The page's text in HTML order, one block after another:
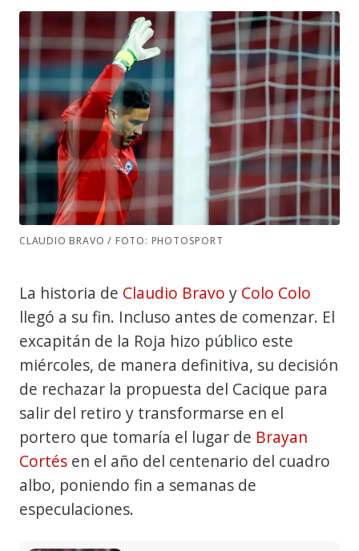
CLAUDIO BRAVO / FOTO: PHOTOSPORT
La historia de Claudio Bravo y Colo Colo
llegó a su fin. Incluso antes de comenzar. El
excapitán de la Roja hizo público este
miércoles, de manera definitiva, su decisión
de rechazar la propuesta del Cacique para
salir del retiro y transformarse en el
portero que tomaría el lugar de Brayan
Cortés en el año del centenario del cuadro
albo, poniendo fin a semanas de
especulaciones.